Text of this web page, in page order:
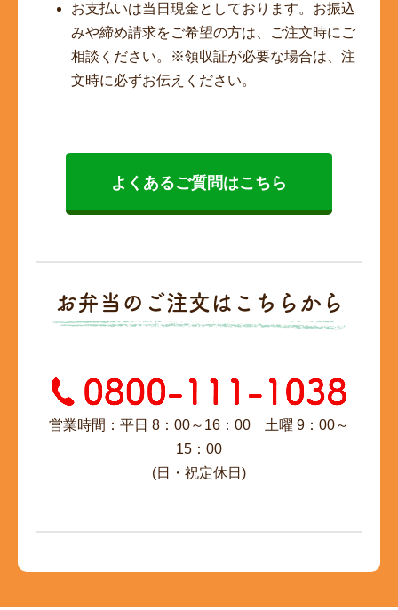
お支払いは当日現金としております。お振込
みや締め請求をご希望の方は、ご注文時にご
相談ください。※領収証が必要な場合は、注
文時に必ずお伝えください。
よくあるご質問はこちら
お弁当のご注文はこちらから
営業時間：平日 8：00～16：00 土曜 9：00～
15：00
(日・祝定休日)